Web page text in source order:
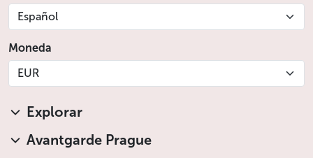
Español
Moneda
EUR
Explorar
Avantgarde Prague